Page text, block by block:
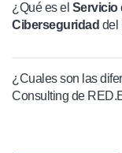
¿Qué es el Servicio
Ciberseguridad del
¿Cuales son las
Consulting de